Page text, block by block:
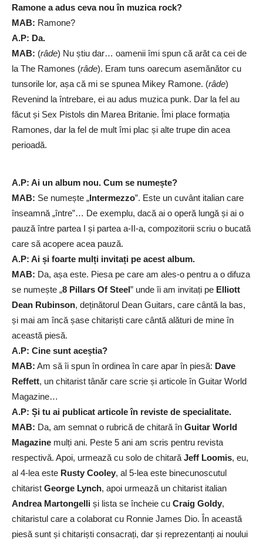
Ramone a adus ceva nou în muzica rock?
MAB: Ramone?
A.P: Da.
MAB: (râde) Nu știu dar… oamenii îmi spun că arăt ca cei de
la The Ramones (râde). Eram tuns oarecum asemănător cu
tunsorile lor, așa că mi se spunea Mikey Ramone. (râde)
Revenind la întrebare, ei au adus muzica punk. Dar la fel au
făcut și Sex Pistols din Marea Britanie. Îmi place formația
Ramones, dar la fel de mult îmi plac și alte trupe din acea
perioadă.
A.P: Ai un album nou. Cum se numește?
MAB: Se numește „Intermezzo”. Este un cuvânt italian care
înseamnă „între”… De exemplu, dacă ai o operă lungă și ai o
pauză între partea I și partea a-II-a, compozitorii scriu o bucată
care să acopere acea pauză.
A.P: Ai și foarte mulți invitați pe acest album.
MAB: Da, așa este. Piesa pe care am ales-o pentru a o difuza
se numește „8 Pillars Of Steel” unde îi am invitați pe Elliott
Dean Rubinson, deținătorul Dean Guitars, care cântă la bas,
și mai am încă șase chitariști care cântă alături de mine în
această piesă.
A.P: Cine sunt aceștia?
MAB: Am să îi spun în ordinea în care apar în piesă: Dave
Reffett, un chitarist tânăr care scrie și articole în Guitar World
Magazine…
A.P: Și tu ai publicat articole în reviste de specialitate.
MAB: Da, am semnat o rubrică de chitară în Guitar World
Magazine mulți ani. Peste 5 ani am scris pentru revista
respectivă. Apoi, urmează cu solo de chitară Jeff Loomis, eu,
al 4-lea este Rusty Cooley, al 5-lea este binecunoscutul
chitarist George Lynch, apoi urmează un chitarist italian
Andrea Martongelli și lista se încheie cu Craig Goldy,
chitaristul care a colaborat cu Ronnie James Dio. În această
piesă sunt și chitariști consacrați, dar și reprezentanți ai noului